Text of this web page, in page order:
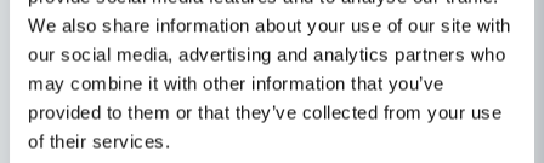
We also share information about your use of our site with
our social media, advertising and analytics partners who
may combine it with other information that you’ve
provided to them or that they’ve collected from your use
of their services.
emailMejladress
Slagborrmaskiner
Andra produkter i kategorin